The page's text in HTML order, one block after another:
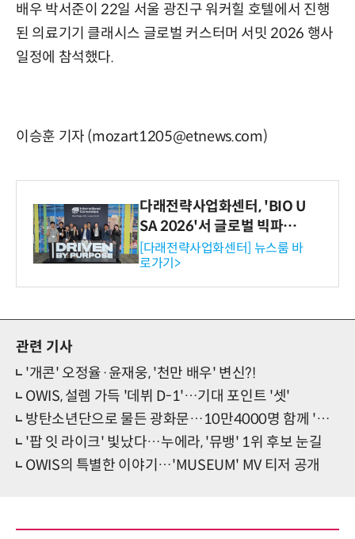
배우 박서준이 22일 서울 광진구 워커힐 호텔에서 진행
된 의료기기 클래시스 글로벌 커스터머 서밋 2026 행사
일정에 참석했다.
이승훈 기자 (mozart1205@etnews.com)
다래전략사업화센터, 'BIO U
SA 2026'서 글로벌 빅파마
와의 비즈니스 미팅 지원…K
-바이오 해외 진출 교두보 확
보
[다래전략사업화센터] 뉴스룸 바
로가기>
관련 기사
'개콘' 오정율·윤재웅, '천만 배우' 변신?!
OWIS, 설렘 가득 '데뷔 D-1'…기대 포인트 '셋'
방탄소년단으로 물든 광화문…10만4000명 함께 '압도적 귀환'
'팝 잇 라이크' 빛났다…누에라, '뮤뱅' 1위 후보 눈길
OWIS의 특별한 이야기…'MUSEUM' MV 티저 공개